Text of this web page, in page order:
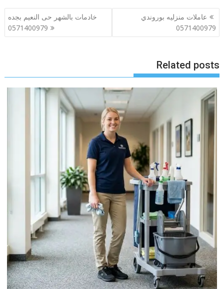
تصفّح
المقالات
عاملات منزليه بوروندي
0571400979
خادمات بالشهر حى النعيم بجده
0571400979
Related posts